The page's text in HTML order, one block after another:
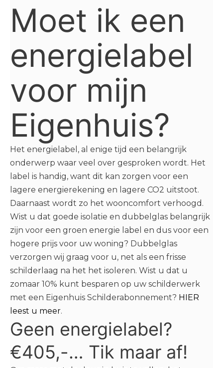
Moet ik een
energielabel
voor mijn
Eigenhuis?
Het energielabel, al enige tijd een belangrijk
onderwerp waar veel over gesproken wordt. Het
label is handig, want dit kan zorgen voor een
lagere energierekening en lagere CO2 uitstoot.
Daarnaast wordt zo het wooncomfort verhoogd.
Wist u dat goede isolatie en dubbelglas belangrijk
zijn voor een groen energie label en dus voor een
hogere prijs voor uw woning? Dubbelglas
verzorgen wij graag voor u, net als een frisse
schilderlaag na het het isoleren. Wist u dat u
zomaar 10% kunt besparen op uw schilderwerk
met een Eigenhuis Schilderabonnement? HIER
leest u meer.
Geen energielabel?
€405,-… Tik maar af!